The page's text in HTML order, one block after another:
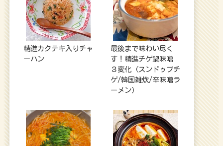
精進カクテキ入りチャ
ーハン
最後まで味わい尽く
す！精進チゲ鍋味噌
３変化（スンドゥブチ
ゲ/韓国雑炊/辛味噌ラ
ーメン）